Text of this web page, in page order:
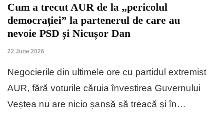
Cum a trecut AUR de la „pericolul
democrației” la partenerul de care au
nevoie PSD și Nicușor Dan
22 June 2026
Negocierile din ultimele ore cu partidul extremist
AUR, fără voturile căruia învestirea Guvernului
Veștea nu are nicio șansă să treacă și în…